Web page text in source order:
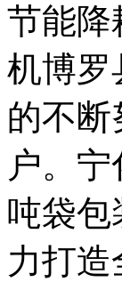
节能降
机博罗
的不
户。
吨袋包
力打